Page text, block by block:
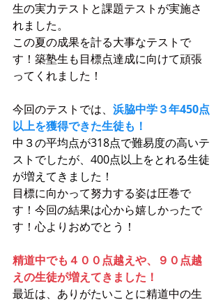
生の実力テストと課題テストが実施さ
れました。
この夏の成果を計る大事なテストで
す！築塾生も目標点達成に向けて頑張
ってくれました！
今回のテストでは、 浜脇中学３年450点
以上を獲得できた生徒も！
中３の平均点が318点で難易度の高いテ
ストでしたが、400点以上をとれる生徒
が増えてきました！
目標に向かって努力する姿は圧巻で
す！今回の結果は心から嬉しかったで
す！心よりおめでとう！
精道中でも４００点越えや、９０点越
えの生徒が増えてきました！
最近は、ありがたいことに精道中の生